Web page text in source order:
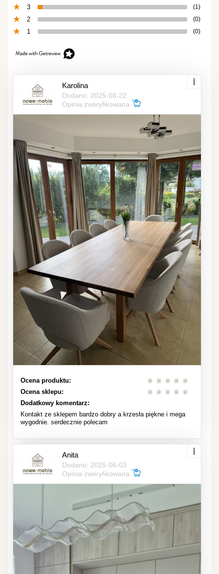
3 (1)
2 (0)
1 (0)
Karolina
Dodano: 2025-08-22
Opinia zweryfikowana
Ocena produktu:
Ocena sklepu:
Dodatkowy komentarz:
Kontakt ze sklepem bardzo dobry a krzesła piękne i mega
wygodnie. serdecznie polecam
Anita
Dodano: 2025-06-03
Opinia zweryfikowana